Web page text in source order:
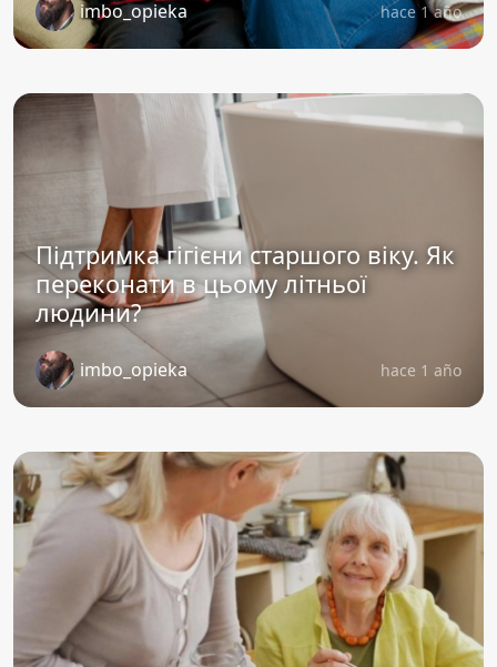
imbo_opieka hace 1 año
Підтримка гігієни старшого віку. Як
переконати в цьому літньої
людини?
imbo_opieka hace 1 año